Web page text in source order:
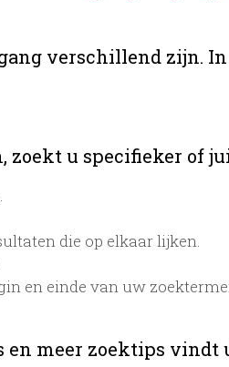
verschillend zijn. In
zoekt u specifieker of
die op elkaar lijken.
en einde van uw
en meer zoektips vindt